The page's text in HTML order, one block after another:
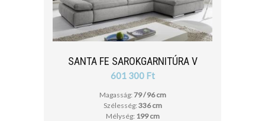
SANTA FE SAROKGARNITÚRA V
601 300 Ft
Magasság: 79 / 96 cm
Szélesség: 336 cm
Mélység: 199 cm